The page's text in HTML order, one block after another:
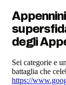
degli
Sei categorie e
battaglia che
https://